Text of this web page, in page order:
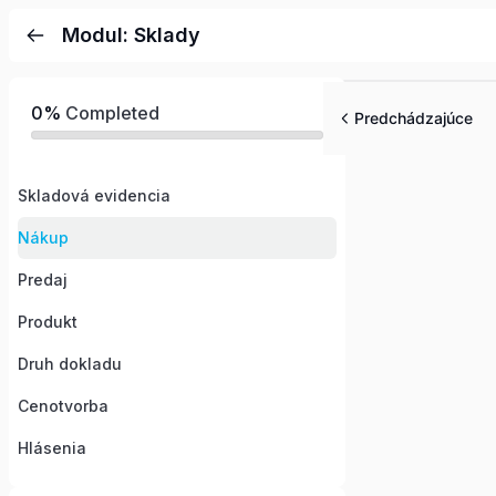
Modul: Sklady
0% Completed
Skladová evidencia
Nákup
Predaj
Produkt
Druh dokladu
Cenotvorba
Hlásenia
Predchádzajúce